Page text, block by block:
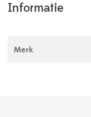
Informatie
Merk